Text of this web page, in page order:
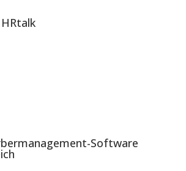
Software